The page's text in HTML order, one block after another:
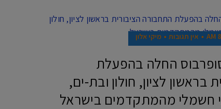
אין תגובות מיקי אלון
החלה בהפעלת
בראשון לציון, חולון ובת-ים,
חשמלי מהמתקדמים בישראל